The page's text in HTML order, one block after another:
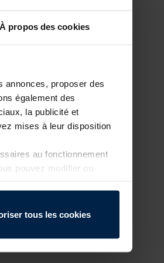
À propos des cookies
annonces, proposer des
également des
la publicité et
mises à leur disposition
au fonctionnement
pouvez modifier ou
tous les cookies